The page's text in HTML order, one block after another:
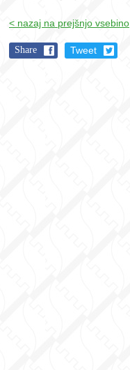
< nazaj na prejšnjo vsebino
Share Tweet